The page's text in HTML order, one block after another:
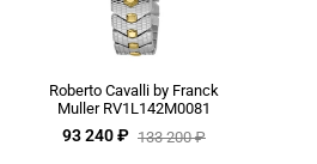
Roberto Cavalli by Franck
Muller RV1L142M0081
93 240 ₽ 133 200 ₽